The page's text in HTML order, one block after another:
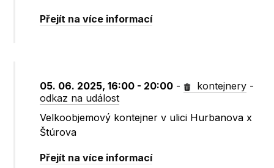
Přejít na více informací
05. 06. 2025, 16:00 - 20:00 - kontejnery -
odkaz na událost
Velkoobjemový kontejner v ulici Hurbanova x
Štúrova
Přejít na více informací